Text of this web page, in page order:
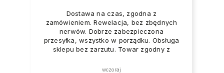
Dostawa na czas, zgodna z
zamówieniem. Rewelacja, bez zbędnych
nerwów. Dobrze zabezpieczona
przesyłka, wszystko w porządku. Obsługa
sklepu bez zarzutu. Towar zgodny z
została zrealizowana ekspresowo.
wczoraj